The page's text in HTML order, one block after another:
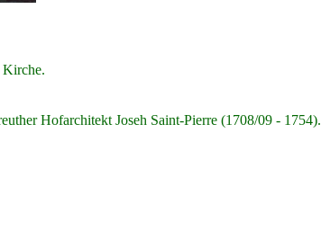
Kirche.
Hofarchitekt Joseh Saint-Pierre (1708/09 - 1754).